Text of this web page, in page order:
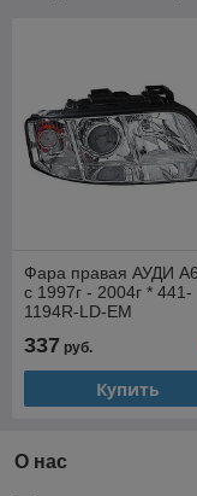
Фара правая АУДИ
с 1997г - 2004г * 441-
1194R-LD-EM
337 руб.
Купить
О нас